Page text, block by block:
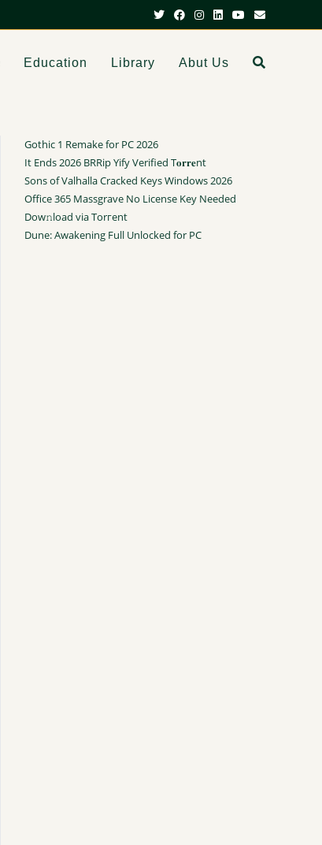
Education Library Abut Us
Gothic 1 Remake for PC 2026
It Ends 2026 BRRip Yify Verified T𝐨𝐫𝐫𝐞nt
Sons of Valhalla Cracked Keys Windows 2026
Office 365 Massgrave No License Key Needed
Dow𝚗load via Torгent
Dune: Awakening Full Unlocked for PC